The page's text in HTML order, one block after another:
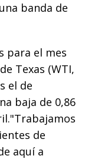
banda de
para el mes
Texas (WTI,
el de
baja de 0,86
de
aquí a